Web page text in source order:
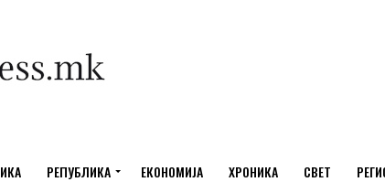
РЕПУБЛИКА ЕКОНОМИЈА ХРОНИКА СВЕТ